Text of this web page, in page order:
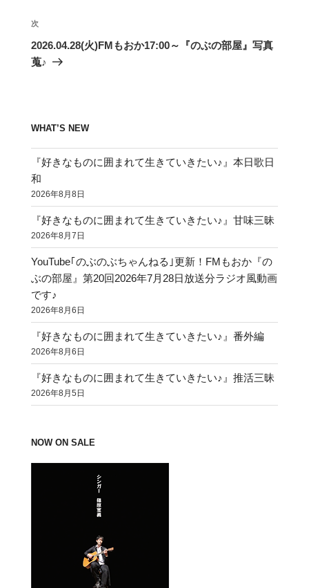
ゲ
ー
シ
次
の
投
次
2026.04.28(火)FMもおか17:00～『のぶの部屋』写真
蒐♪
WHAT’S NEW
『好きなものに囲まれて生きていきたい♪』本日歌日
和
2026年8月8日
『好きなものに囲まれて生きていきたい♪』甘味三昧
2026年8月7日
YouTube｢のぶのぶちゃんねる｣更新！FMもおか『の
ぶの部屋』第20回2026年7月28日放送分ラジオ風動画
です♪
2026年8月6日
『好きなものに囲まれて生きていきたい♪』番外編
2026年8月6日
『好きなものに囲まれて生きていきたい♪』推活三昧
2026年8月5日
NOW ON SALE